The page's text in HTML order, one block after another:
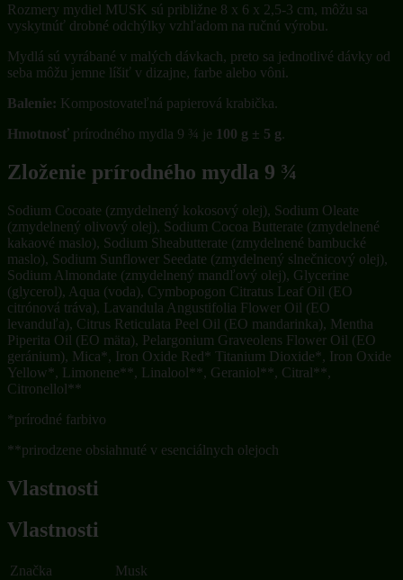
Rozmery mydiel MUSK sú približne 8 x 6 x 2,5-3 cm, môžu sa
vyskytnúť drobné odchýlky vzhľadom na ručnú výrobu.
Mydlá sú vyrábané v malých dávkach, preto sa jednotlivé dávky od
seba môžu jemne líšiť v dizajne, farbe alebo vôni.
Balenie: Kompostovateľná papierová krabička.
Hmotnosť prírodného mydla 9 ¾ je 100 g ± 5 g.
Zloženie prírodného mydla 9 ¾
Sodium Cocoate (zmydelnený kokosový olej), Sodium Oleate
(zmydelnený olivový olej), Sodium Cocoa Butterate (zmydelnené
kakaové maslo), Sodium Sheabutterate (zmydelnené bambucké
maslo), Sodium Sunflower Seedate (zmydelnený slnečnicový olej),
Sodium Almondate (zmydelnený mandľový olej), Glycerine
(glycerol), Aqua (voda), Cymbopogon Citratus Leaf Oil (EO
citrónová tráva), Lavandula Angustifolia Flower Oil (EO
levanduľa), Citrus Reticulata Peel Oil (EO mandarinka), Mentha
Piperita Oil (EO mäta), Pelargonium Graveolens Flower Oil (EO
geránium), Mica*, Iron Oxide Red* Titanium Dioxide*, Iron Oxide
Yellow*, Limonene**, Linalool**, Geraniol**, Citral**,
Citronellol**
*prírodné farbivo
**prirodzene obsiahnuté v esenciálnych olejoch
Vlastnosti
Vlastnosti
Značka
Musk